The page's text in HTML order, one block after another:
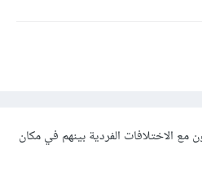
الاختلافات الفردية بينهم في مكان